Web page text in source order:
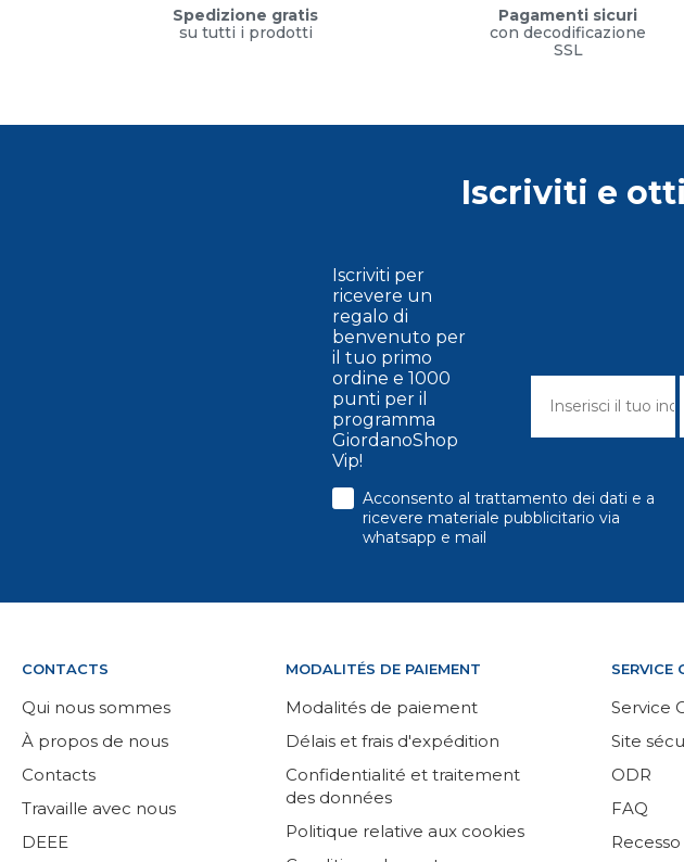
Spedizione gratis
su tutti i prodotti
Pagamenti sicuri
con decodificazione
SSL
Iscriviti e
Iscriviti per
ricevere un
regalo di
benvenuto per
il tuo primo
ordine e 1000
punti per il
programma
GiordanoShop
Vip!
consenso
Acconsento al trattamento dei dati e a
ricevere materiale pubblicitario via
whatsapp e mail
CONTACTS
Qui nous sommes
À propos de nous
Contacts
Travaille avec nous
DEEE
MODALITÉS DE PAIEMENT
Modalités de paiement
Délais et frais d'expédition
Confidentialité et traitement
des données
Politique relative aux cookies
SERVICE
Service
Site
ODR
FAQ